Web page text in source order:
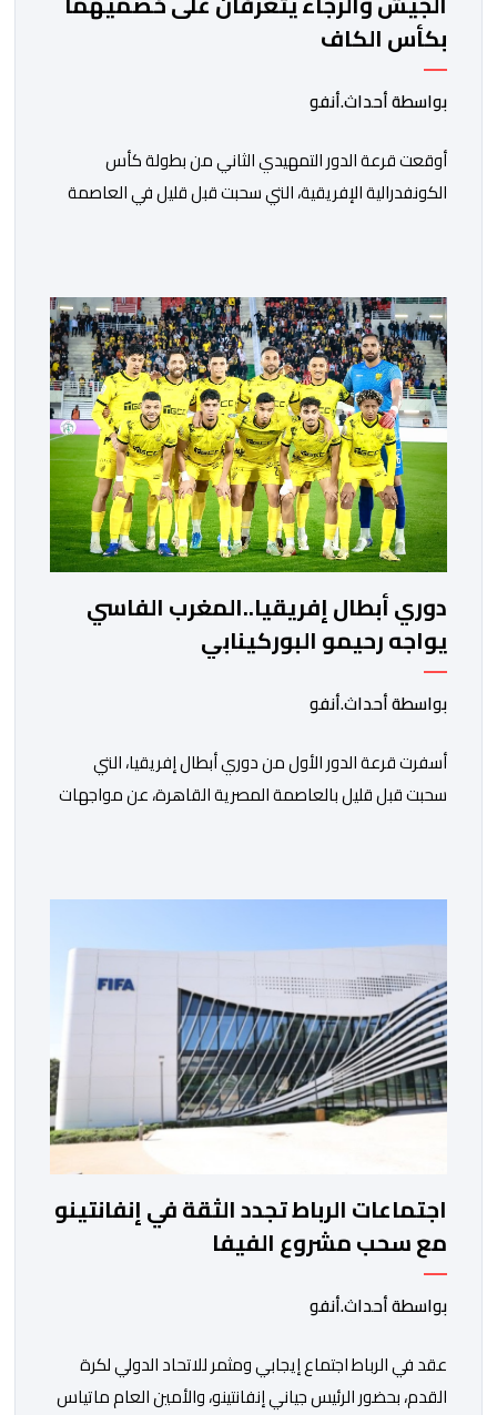
بكأس الكاف
بواسطة أحداث.أنفو
أوقعت قرعة الدور التمهيدي الثاني من بطولة كأس
الكونفدرالية الإفريقية، التي سحبت قبل قليل في العاصمة
ووسط القارة. ​وسيكون نادي الرجاء الرياضي على موعد مع
مواجهة المتأهل من المباراة التي تجمع بين إيل كانيمي
واريورز النيجيري ونادي أوديب ممثل […]
دوري أبطال إفريقيا..المغرب الفاسي
يواجه رحيمو البوركينابي
بواسطة أحداث.أنفو
أسفرت قرعة الدور الأول من دوري أبطال إفريقيا، التي
سحبت قبل قليل بالعاصمة المصرية القاهرة، عن مواجهات
نهضة بركان على موعد في هذا الدور مع الفائز من المباراة
الغامبي، حيث يطمح الفريق […]
اجتماعات الرباط تجدد الثقة في إنفانتينو
مع سحب مشروع الفيفا
بواسطة أحداث.أنفو
عقد في الرباط اجتماع إيجابي ومثمر للاتحاد الدولي لكرة
القدم، بحضور الرئيس جياني إنفانتينو، والأمين العام ماتياس